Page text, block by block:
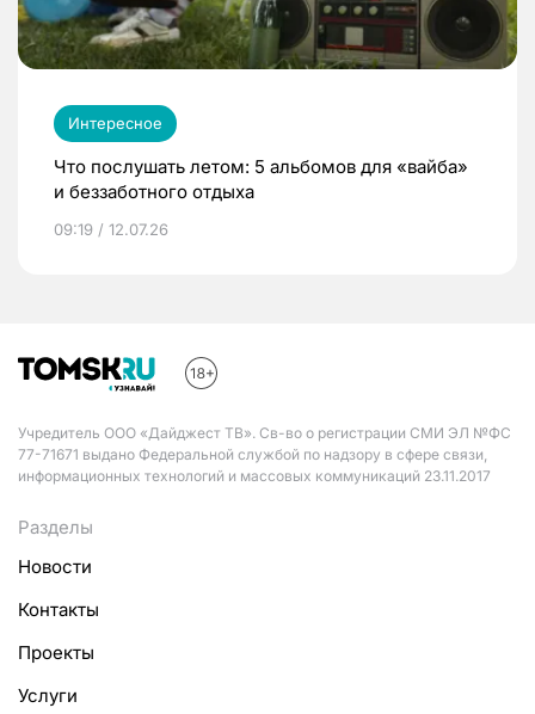
Интересное
Что послушать летом: 5 альбомов для «вайба»
и беззаботного отдыха
09:19 / 12.07.26
Учредитель ООО «Дайджест ТВ». Св-во о регистрации СМИ ЭЛ №ФС
77-71671 выдано Федеральной службой по надзору в сфере связи,
информационных технологий и массовых коммуникаций 23.11.2017
Разделы
Новости
Контакты
Проекты
Услуги